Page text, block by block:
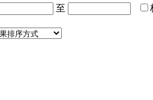
至